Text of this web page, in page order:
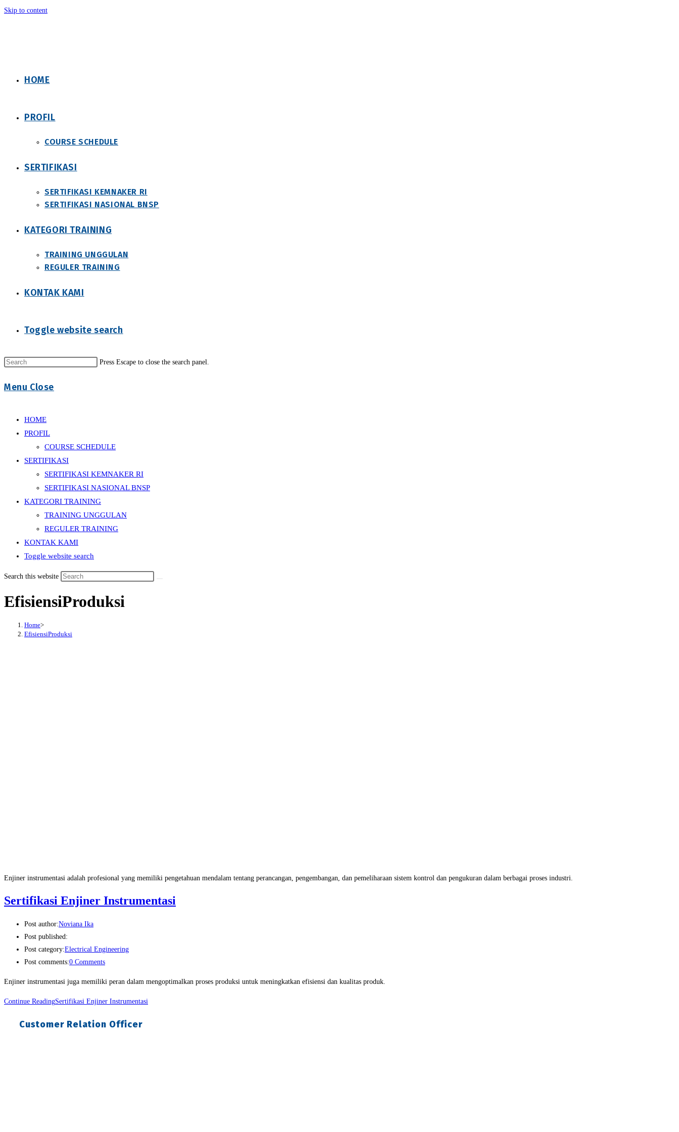
Skip to content
HOME
PROFIL
COURSE SCHEDULE
SERTIFIKASI
SERTIFIKASI KEMNAKER RI
SERTIFIKASI NASIONAL BNSP
KATEGORI TRAINING
TRAINING UNGGULAN
REGULER TRAINING
KONTAK KAMI
Toggle website search
Press Escape to close the search panel.
Menu Close
HOME
PROFIL
COURSE SCHEDULE
SERTIFIKASI
SERTIFIKASI KEMNAKER RI
SERTIFIKASI NASIONAL BNSP
KATEGORI TRAINING
TRAINING UNGGULAN
REGULER TRAINING
KONTAK KAMI
Toggle website search
Search this website
EfisiensiProduksi
Home>
EfisiensiProduksi
Enjiner instrumentasi adalah profesional yang memiliki pengetahuan mendalam tentang perancangan, pengembangan, dan pemeliharaan sistem kontrol dan pengukuran dalam berbagai proses industri.
Sertifikasi Enjiner Instrumentasi
Post author:Noviana Ika
Post published:
Post category:Electrical Engineering
Post comments:0 Comments
Enjiner instrumentasi juga memiliki peran dalam mengoptimalkan proses produksi untuk meningkatkan efisiensi dan kualitas produk.
Continue ReadingSertifikasi Enjiner Instrumentasi
Customer Relation Officer